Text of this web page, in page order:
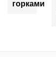
горками